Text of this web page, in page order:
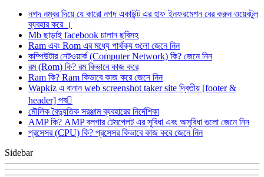
নগদ নম্বর দিয়ে যে কারো নগদ একাউন্ট এর হাফ ইনফরমেশন বের করুন ওয়েবটুল
ব্যবহার করে ।
Mb ছাড়াই facebook চালান ছবিসহ
Ram এবং Rom এর মধ্যে পার্থক্য গুলো জেনে নিন
কম্পিউটার নেটওয়ার্ক (Computer Network) কি? জেনে নিন
রম (Rom) কি? রম কিভাবে কাজ করে
Ram কি? Ram কিভাবে কাজ করে জেনে নিন
Wapkiz এ বানান web screenshot taker site দ্বিতীয় [footer &
header] পব
মৌলিক বৈদ্যুতিক সরঞ্জাম ব্যবহারের নির্দেশিকা
AMP কি? AMP ব্লগার টেমপ্লেট এর সুবিধা এবং অসুবিধা গুলো জেনে নিন
প্রসেসর (CPU) কি? প্রসেসর কিভাবে কাজ করে জেনে নিন
Sidebar